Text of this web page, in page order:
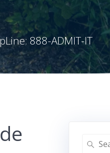
888-ADMIT-IT
Search